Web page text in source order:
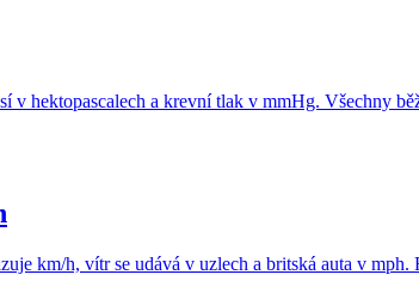
v hektopascalech a krevní tlak v mmHg. Všechny
km/h, vítr se udává v uzlech a britská auta v